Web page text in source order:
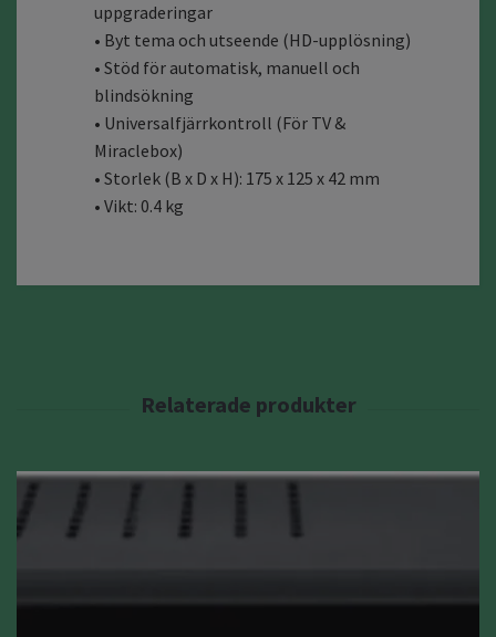
uppgraderingar
• Byt tema och utseende (HD-upplösning)
• Stöd för automatisk, manuell och
blindsökning
• Universalfjärrkontroll (För TV &
Miraclebox)
• Storlek (B x D x H): 175 x 125 x 42 mm
• Vikt: 0.4 kg